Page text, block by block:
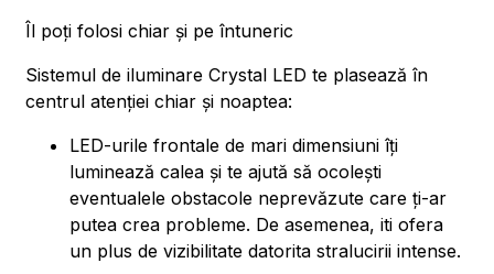
Îl poți folosi chiar și pe întuneric
Sistemul de iluminare Crystal LED te plasează în
centrul atenției chiar și noaptea:
LED-urile frontale de mari dimensiuni îți
luminează calea și te ajută să ocolești
eventualele obstacole neprevăzute care ți-ar
putea crea probleme. De asemenea, iti ofera
un plus de vizibilitate datorita stralucirii intense.